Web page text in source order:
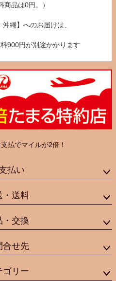
商品は0円。）
縄】へのお届けは、
900円が別途かかります
払でマイルが2倍！
払い
・送料
・交換
合せ先
ゴリー